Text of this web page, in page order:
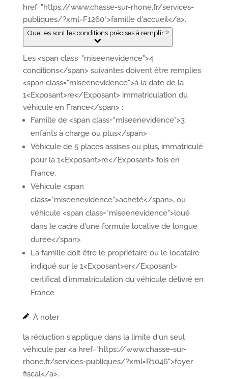
href="https://www.chasse-sur-rhone.fr/services-
publiques/?xml=F1260">famille d'accueil</a>.
Quelles sont les conditions précises à remplir ?
Les <span class="miseenevidence">4
conditions</span> suivantes doivent être remplies
<span class="miseenevidence">à la date de la
1<Exposant>re</Exposant> immatriculation du
véhicule en France</span> :
Famille de <span class="miseenevidence">3
enfants à charge ou plus</span>
Véhicule de 5 places assises ou plus, immatriculé
pour la 1<Exposant>re</Exposant> fois en
France.
Véhicule <span
class="miseenevidence">acheté</span>, ou
véhicule <span class="miseenevidence">loué
dans le cadre d'une formule locative de longue
durée</span>
La famille doit être le propriétaire ou le locataire
indiqué sur le 1<Exposant>er</Exposant>
certificat d'immatriculation du véhicule délivré en
France
À noter
la réduction s'applique dans la limite d'un seul
véhicule par <a href="https://www.chasse-sur-
rhone.fr/services-publiques/?xml=R1046">foyer
fiscal</a>.